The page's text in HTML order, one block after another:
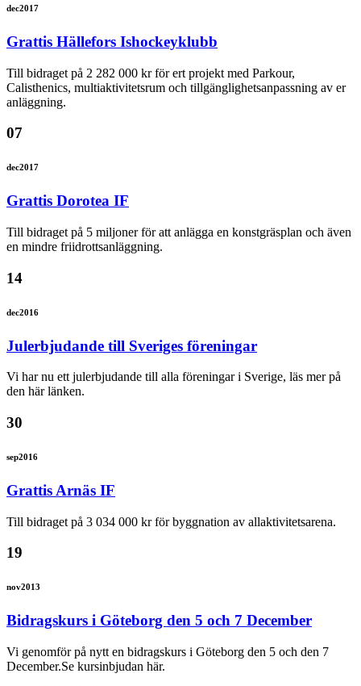
dec2017
Grattis Hällefors Ishockeyklubb
Till bidraget på 2 282 000 kr för ert projekt med Parkour,
Calisthenics, multiaktivitetsrum och tillgänglighetsanpassning av er
anläggning.
07
dec2017
Grattis Dorotea IF
Till bidraget på 5 miljoner för att anlägga en konstgräsplan och även
en mindre friidrottsanläggning.
14
dec2016
Julerbjudande till Sveriges föreningar
Vi har nu ett julerbjudande till alla föreningar i Sverige, läs mer på
den här länken.
30
sep2016
Grattis Arnäs IF
Till bidraget på 3 034 000 kr för byggnation av allaktivitetsarena.
19
nov2013
Bidragskurs i Göteborg den 5 och 7 December
Vi genomför på nytt en bidragskurs i Göteborg den 5 och den 7
December.Se kursinbjudan här.